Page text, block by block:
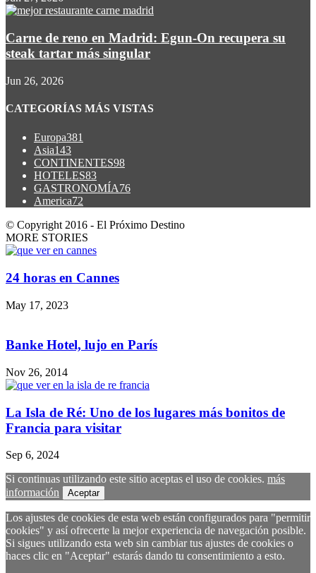
Carne de reno en Madrid: Egun-On recupera su
steak tartar más singular
Jun 26, 2026
CATEGORÍAS MÁS VISTAS
Europa381
Asia143
CONTINENTES98
HOTELES83
GASTRONOMÍA76
America72
© Copyright 2016 - El Próximo Destino
MORE STORIES
24 horas en Cannes
May 17, 2023
Banke Hotel, lujo en París
Nov 26, 2014
La Isla de Ré: Uno de los lugares más bonitos de
Francia para visitar
Sep 6, 2024
Si continuas utilizando este sitio aceptas el uso de cookies. más
información
Aceptar
Los ajustes de cookies de esta web están configurados para "permitir
cookies" y así ofrecerte la mejor experiencia de navegación posible.
Si sigues utilizando esta web sin cambiar tus ajustes de cookies o
haces clic en "Aceptar" estarás dando tu consentimiento a esto.